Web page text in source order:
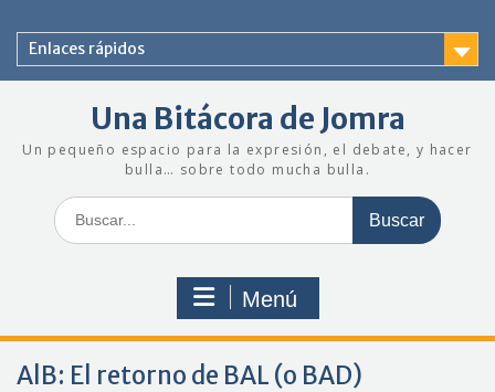
contenido
Enlaces rápidos
Una Bitácora de Jomra
Un pequeño espacio para la expresión, el debate, y hacer
bulla… sobre todo mucha bulla.
Buscar:
Menú
AlB: El retorno de BAL (o BAD)